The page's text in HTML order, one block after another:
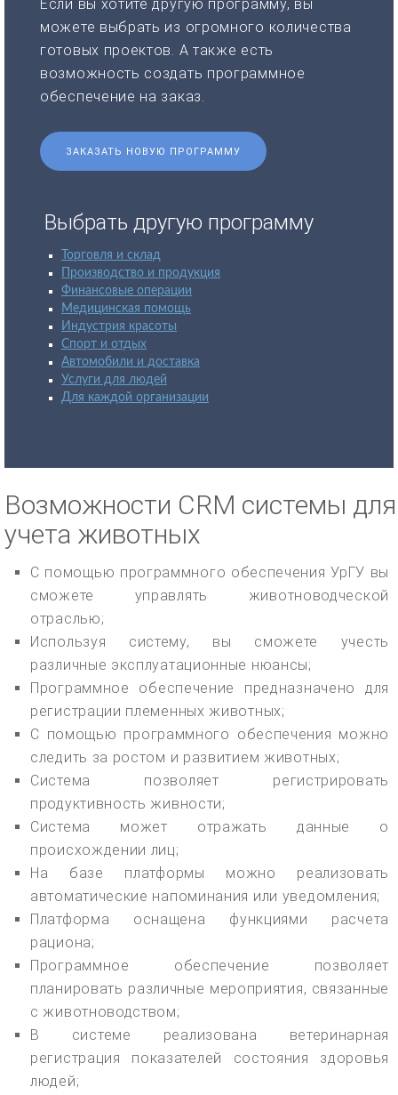
Если вы хотите другую программу, вы
можете выбрать из огромного количества
готовых проектов. А также есть
возможность создать программное
обеспечение на заказ.
ЗАКАЗАТЬ НОВУЮ ПРОГРАММУ
Выбрать другую программу
Торговля и склад
Производство и продукция
Финансовые операции
Медицинская помощь
Индустрия красоты
Спорт и отдых
Автомобили и доставка
Услуги для людей
Для каждой организации
Возможности CRM системы для
учета животных
С помощью программного обеспечения УрГУ вы
сможете управлять животноводческой
отраслью;
Используя систему, вы сможете учесть
различные эксплуатационные нюансы;
Программное обеспечение предназначено для
регистрации племенных животных;
С помощью программного обеспечения можно
следить за ростом и развитием животных;
Система позволяет регистрировать
продуктивность живности;
Система может отражать данные о
происхождении лиц;
На базе платформы можно реализовать
автоматические напоминания или уведомления;
Платформа оснащена функциями расчета
рациона;
Программное обеспечение позволяет
планировать различные мероприятия, связанные
с животноводством;
В системе реализована ветеринарная
регистрация показателей состояния здоровья
людей;